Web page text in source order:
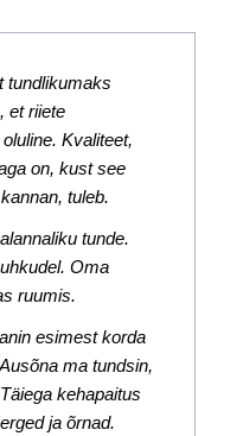
tundlikumaks
et riiete
Kvaliteet,
on, kust see
tuleb.
tunde.
Oma
ruumis.
esimest korda
ma tundsin,
kehapaitus
ja õrnad.